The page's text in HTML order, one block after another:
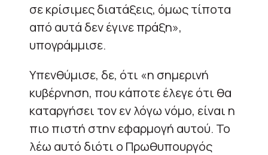
σε κρίσιμες διατάξεις, όμως τίποτα
από αυτά δεν έγινε πράξη»,
υπογράμμισε.
Υπενθύμισε, δε, ότι «η σημερινή
κυβέρνηση, που κάποτε έλεγε ότι θα
καταργήσει τον εν λόγω νόμο, είναι η
πιο πιστή στην εφαρμογή αυτού. Το
λέω αυτό διότι ο Πρωθυπουργός